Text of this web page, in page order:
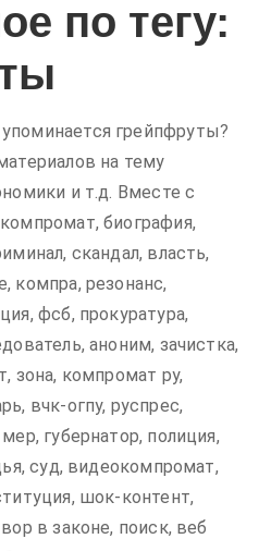
по тегу:
грейпфруты?
на тему
и т.д. Вместе с
биография,
скандал, власть,
компра, резонанс,
фсб, прокуратура,
аноним, зачистка,
зона, компромат ру,
вчк-огпу, руспрес,
губернатор, полиция,
суд, видеокомпромат,
шок-контент,
в законе, поиск, веб